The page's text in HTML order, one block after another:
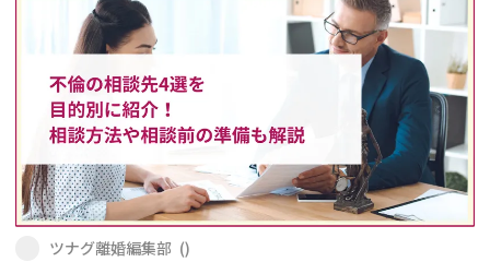
離婚前相談
DV
不貞・不倫慰謝料請求
費用相場
財産分与
養育費
ツナグ離婚編集部 ()